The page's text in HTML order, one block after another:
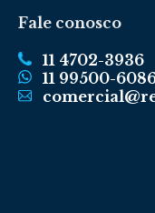
Fale conosco
11 4702-3936
11 99500-